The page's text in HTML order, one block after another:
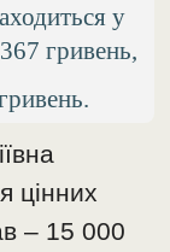
у
гривень,
цінних
– 15 000